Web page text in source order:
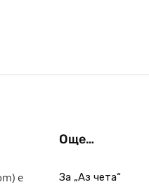
е
Още…
За „Аз чета“